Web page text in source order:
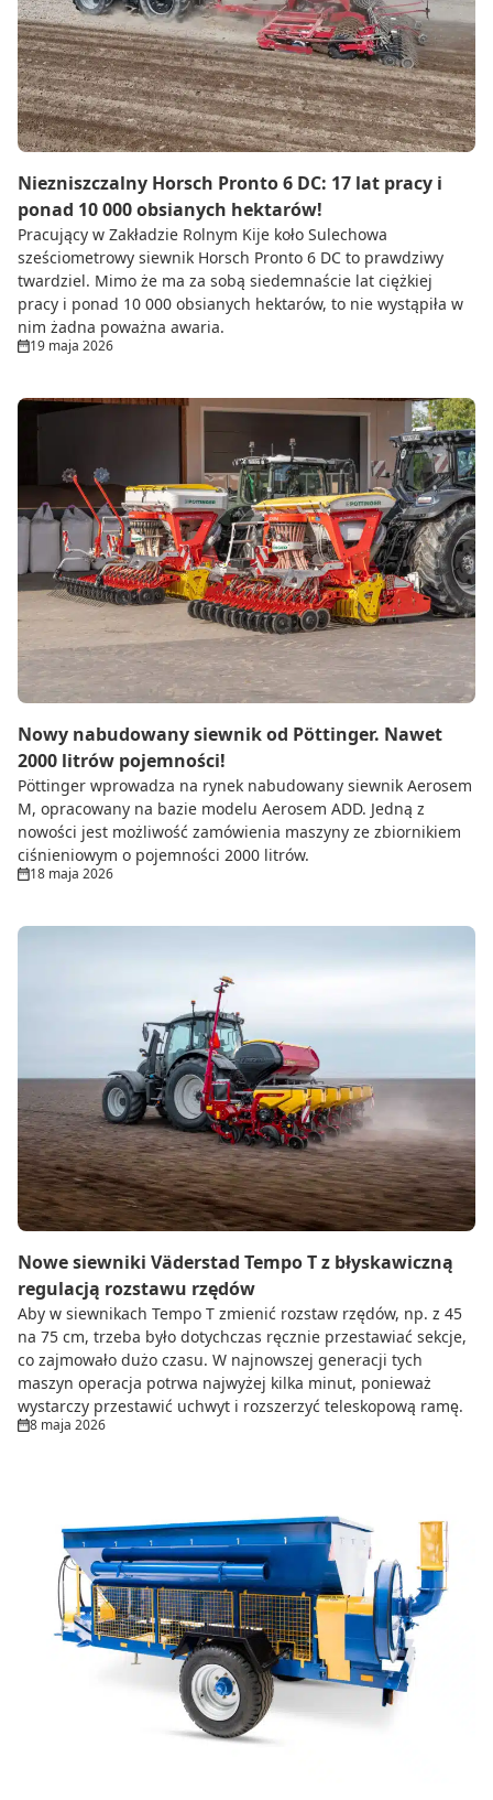
Do zbioru
Rolnictwo precyzyjne
Dealerzy
Ze świata techniki rolniczej
Niezniszczalny Horsch Pronto 6 DC: 17 lat pracy i
ponad 10 000 obsianych hektarów!
Pracujący w Zakładzie Rolnym Kije koło Sulechowa
sześciometrowy siewnik Horsch Pronto 6 DC to prawdziwy
twardziel. Mimo że ma za sobą siedemnaście lat ciężkiej
pracy i ponad 10 000 obsianych hektarów, to nie wystąpiła w
nim żadna poważna awaria.
19 maja 2026
Nowy nabudowany siewnik od Pöttinger. Nawet
2000 litrów pojemności!
Pöttinger wprowadza na rynek nabudowany siewnik Aerosem
M, opracowany na bazie modelu Aerosem ADD. Jedną z
nowości jest możliwość zamówienia maszyny ze zbiornikiem
ciśnieniowym o pojemności 2000 litrów.
18 maja 2026
Nowe siewniki Väderstad Tempo T z błyskawiczną
regulacją rozstawu rzędów
Aby w siewnikach Tempo T zmienić rozstaw rzędów, np. z 45
na 75 cm, trzeba było dotychczas ręcznie przestawiać sekcje,
co zajmowało dużo czasu. W najnowszej generacji tych
maszyn operacja potrwa najwyżej kilka minut, ponieważ
wystarczy przestawić uchwyt i rozszerzyć teleskopową ramę.
8 maja 2026